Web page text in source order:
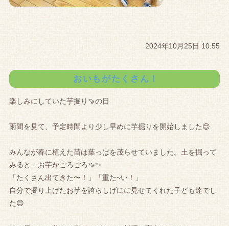
2024年10月25日 10:55
おいもがたくさん！
楽しみにしていた芋掘り🍠の日
雨間を見て、予定時間より少し早めに芋掘りを開始しました😊
みんなが春に植えた苗は葉っぱを茂らせていました。土を掘って
みると…お芋がごろごろ🍠✨
「たくさん出てきた〜！」「重た~い！」
自分で掘り上げたお芋を誇らしげにに見せてくれた子ども達でし
た😊